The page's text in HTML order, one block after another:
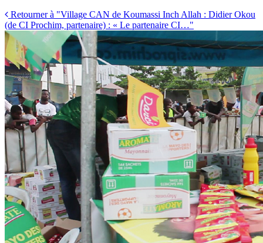
Retourner à "Village CAN de Koumassi Inch Allah : Didier Okou
(de CI Prochim, partenaire) : « Le partenaire CI…"